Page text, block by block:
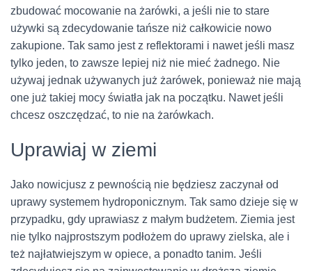
zbudować mocowanie na żarówki, a jeśli nie to stare
używki są zdecydowanie tańsze niż całkowicie nowo
zakupione. Tak samo jest z reflektorami i nawet jeśli masz
tylko jeden, to zawsze lepiej niż nie mieć żadnego. Nie
używaj jednak używanych już żarówek, ponieważ nie mają
one już takiej mocy światła jak na początku. Nawet jeśli
chcesz oszczędzać, to nie na żarówkach.
Uprawiaj w ziemi
Jako nowicjusz z pewnością nie będziesz zaczynał od
uprawy systemem hydroponicznym. Tak samo dzieje się w
przypadku, gdy uprawiasz z małym budżetem. Ziemia jest
nie tylko najprostszym podłożem do uprawy zielska, ale i
też najłatwiejszym w opiece, a ponadto tanim. Jeśli